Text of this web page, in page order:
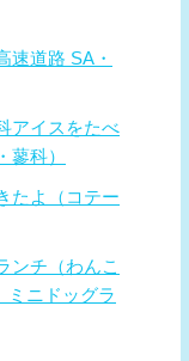
速道路 SA・
アイスをたべ
科）
たよ（コテー
ンチ（わんこ
ミニドッグラ